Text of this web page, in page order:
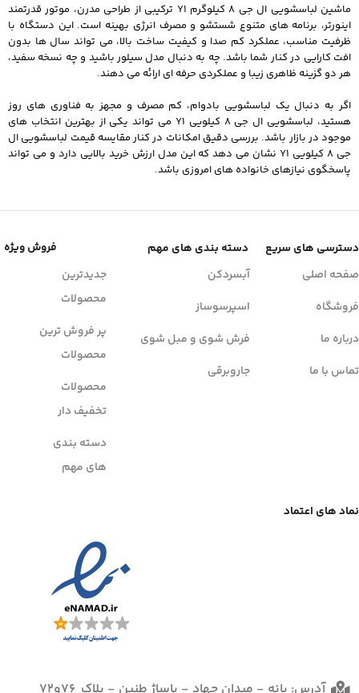
ماشین لباسشویی ال جی 8 کیلوگرم Y1 ترکیبی از طراحی مدرن، موتور قدرتمند
اینورتر، برنامه های متنوع شستشو و مصرف انرژی بهینه است. این دستگاه با
ظرفیت مناسب، عملکرد کم صدا و کیفیت ساخت بالا، می تواند سال ها بدون
افت کارایی در کنار شما باشد. چه به دنبال مدل سیلور باشید و چه نسخه سفید،
هر دو گزینه ظاهری زیبا و عملکردی حرفه ای ارائه می دهند.
اگر به دنبال یک لباسشویی بادوام، کم مصرف و مجهز به فناوری های روز
هستید، لباسشویی ال جی 8 کیلویی Y1 می تواند یکی از بهترین انتخاب های
موجود در بازار باشد. بررسی دقیق امکانات در کنار مقایسه قیمت لباسشویی ال
جی 8 کیلویی Y1 نشان می دهد که این مدل ارزش خرید بالایی دارد و می تواند
پاسخگوی نیازهای خانواده های امروزی باشد.
دسترسی های سریع دسته بندی های مهم
فروش ویژه
صفحه اصلی
فروشگاه
درباره ما
تماس با ما
آبسردکن
اسپرسوساز
فرش شوی و مبل شوی
جاروبرقی
جدیدترین
محصولات
پر فروش ترین
محصولات
محصولات
تخفیف دار
دسته بندی
های مهم
نماد های اعتماد